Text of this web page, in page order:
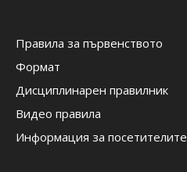
Правила за първенството
Формат
Дисциплинарен правилник
Видео правила
Информация за посетителите